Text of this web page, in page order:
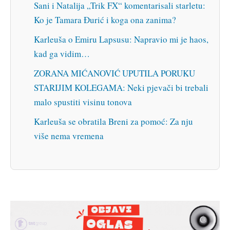
Sani i Natalija „Trik FX“ komentarisali starletu:
Ko je Tamara Đurić i koga ona zanima?
Karleuša o Emiru Lapsusu: Napravio mi je haos,
kad ga vidim…
ZORANA MIĆANOVIĆ UPUTILA PORUKU
STARIJIM KOLEGAMA: Neki pjevači bi trebali
malo spustiti visinu tonova
Karleuša se obratila Breni za pomoć: Za nju
više nema vremena